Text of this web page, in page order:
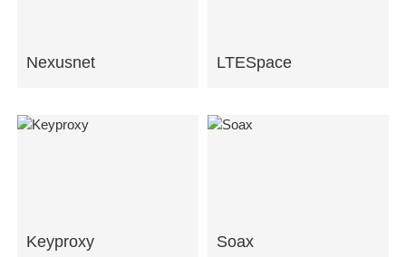
Nexusnet LTESpace
Keyproxy Soax